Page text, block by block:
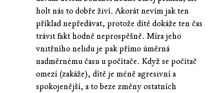
holt nás to dobře živí. Akorát nevím jak ten
příklad nepředávat, protože dítě dokáže ten čas
trávit fakt hodně neprospěšně. Míra jeho
vnitřního nelidu je pak přímo úměrná
nadměrnému času u počítače. Když se počítač
omezí (zakáže), dítě je méně agresivní a
spokojenější, a to beze změny ostatních